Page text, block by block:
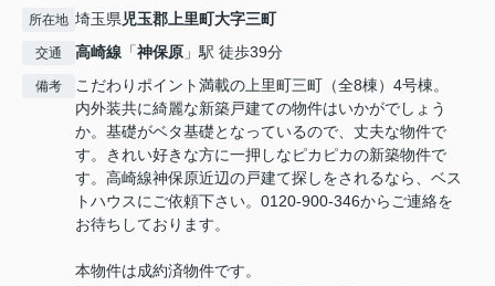
所在地 埼玉県児玉郡上里町大字三町
交通 高崎線 「神保原 」駅 徒歩39分
備考
こだわりポイント満載の上里町三町（全8棟）4号棟。
内外装共に綺麗な新築戸建ての物件はいかがでしょう
か。基礎がベタ基礎となっているので、丈夫な物件で
す。きれい好きな方に一押しなピカピカの新築物件で
す。高崎線神保原近辺の戸建て探しをされるなら、ベス
トハウスにご依頼下さい。0120-900-346からご連絡を
お待ちしております。
本物件は成約済物件です。